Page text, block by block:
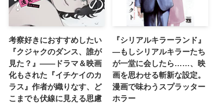
考察好きにおすすめしたい
『クジャクのダンス、誰が
見た？』――ドラマ＆映画
化もされた『イチケイのカ
ラス』作者が織りなす、ど
こまでも伏線に見える思慮
『シリアルキラーランド』
―もしシリアルキラーたち
が一堂に会したら……、映
画を思わせる斬新な設定。
漫画で味わうスプラッター
ホラー